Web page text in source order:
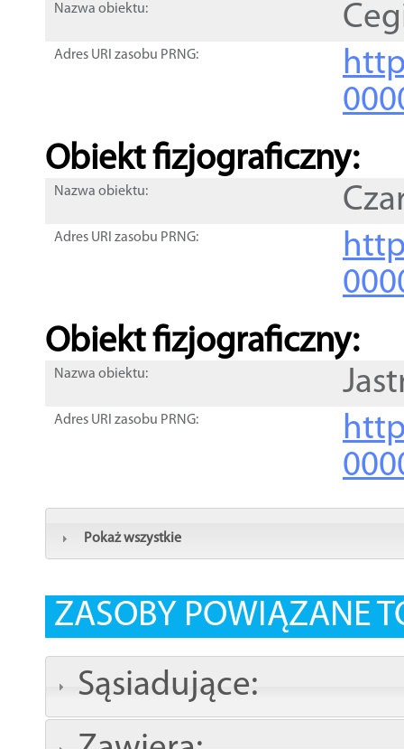
Nazwa obiektu:
Adres URI zasobu PRNG:
Obiekt fizjograficzny:
Nazwa obiektu:
Adres URI zasobu PRNG:
Obiekt fizjograficzny:
Nazwa obiektu:
Adres URI zasobu PRNG:
Pokaż wszystkie
ZASOBY POWIĄZANE
Sąsiadujące: